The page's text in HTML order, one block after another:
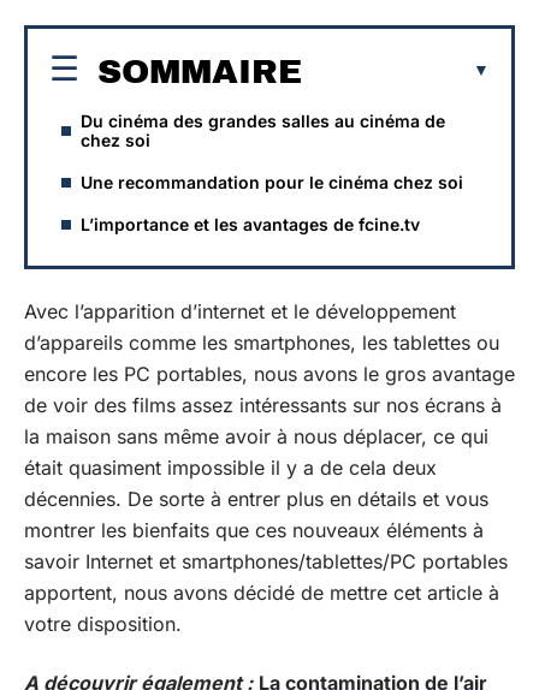
SOMMAIRE
Du cinéma des grandes salles au cinéma de
chez soi
Une recommandation pour le cinéma chez soi
L’importance et les avantages de fcine.tv
Avec l’apparition d’internet et le développement
d’appareils comme les smartphones, les tablettes ou
encore les PC portables, nous avons le gros avantage
de voir des films assez intéressants sur nos écrans à
la maison sans même avoir à nous déplacer, ce qui
était quasiment impossible il y a de cela deux
décennies. De sorte à entrer plus en détails et vous
montrer les bienfaits que ces nouveaux éléments à
savoir Internet et smartphones/tablettes/PC portables
apportent, nous avons décidé de mettre cet article à
votre disposition.
A découvrir également : La contamination de l’air